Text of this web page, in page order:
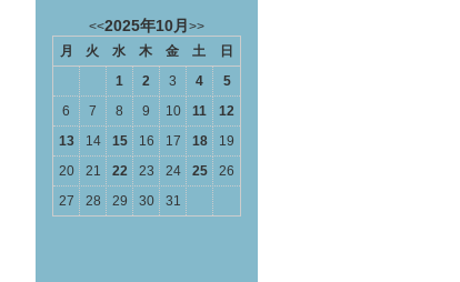
<<2025年10月 >>
月
火 水 木 金 土
日
1
2 3 4
5
6
7 8 9 10 11
12
13
14 15 16 17 18
19
20
21 22 23 24 25
26
27
28 29 30 31